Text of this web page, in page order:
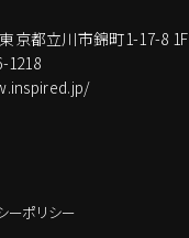
京都立川市錦町1-17-8 1F
1218
ーポリシー